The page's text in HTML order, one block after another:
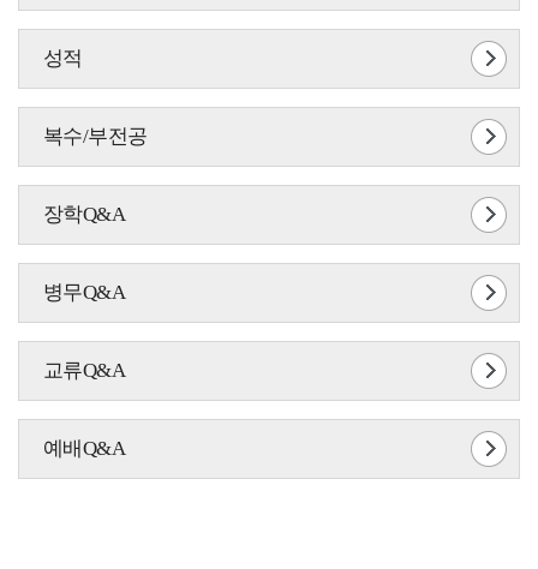
성적
복수/부전공
장학Q&A
병무Q&A
교류Q&A
예배Q&A